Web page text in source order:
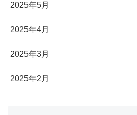
2025年5月
2025年4月
2025年3月
2025年2月